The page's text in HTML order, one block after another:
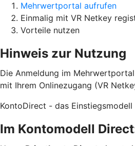
Mehrwertportal aufrufen
Einmalig mit VR Netkey
Vorteile nutzen
Hinweis zur Nutzung
Die Anmeldung im
mit Ihrem Onlinezugang (VR
KontoDirect - das Einstiegsmodell
Im Kontomodell